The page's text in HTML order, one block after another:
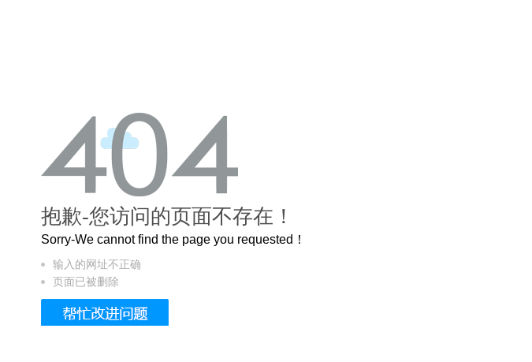
这个3.2米的长卷，还原了600岁的紫禁城
抱歉-您访问的页面不存在！
Sorry-We cannot find the page you requested！
输入的网址不正确
页面已被删除